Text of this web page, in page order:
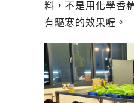
料，不是用化學香
有驅寒的效果喔。